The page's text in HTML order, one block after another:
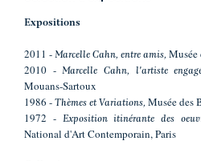
Expositions
2011 - Marcelle Cahn, entre amis, Musée
2010 -Marcelle Cahn, l'artiste
Mouans-Sartoux
1986 - Thèmes et Variations, Musée des
1972 -
Exposition itinérante des
National d'Art Contemporain, Paris